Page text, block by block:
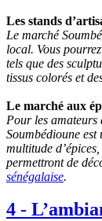
Les stands
Le marché
local. Vous
tels que des
tissus colorés et
Le marché aux
Pour les amateurs
Soumbédioune
multitude
permettront de
sénégalaise.
4 -